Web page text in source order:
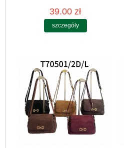
39.00 zł
szczegóły